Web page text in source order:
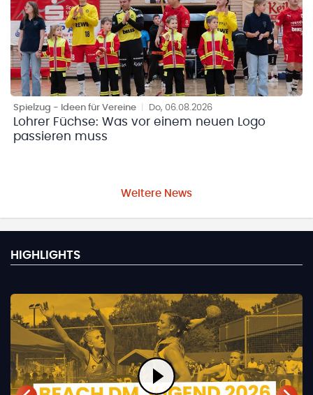
Spielzug - Ideen für Vereine Do, 06.08.2026
Lohrer Füchse: Was vor einem neuen Logo
passieren muss
Weitere News
HIGHLIGHTS